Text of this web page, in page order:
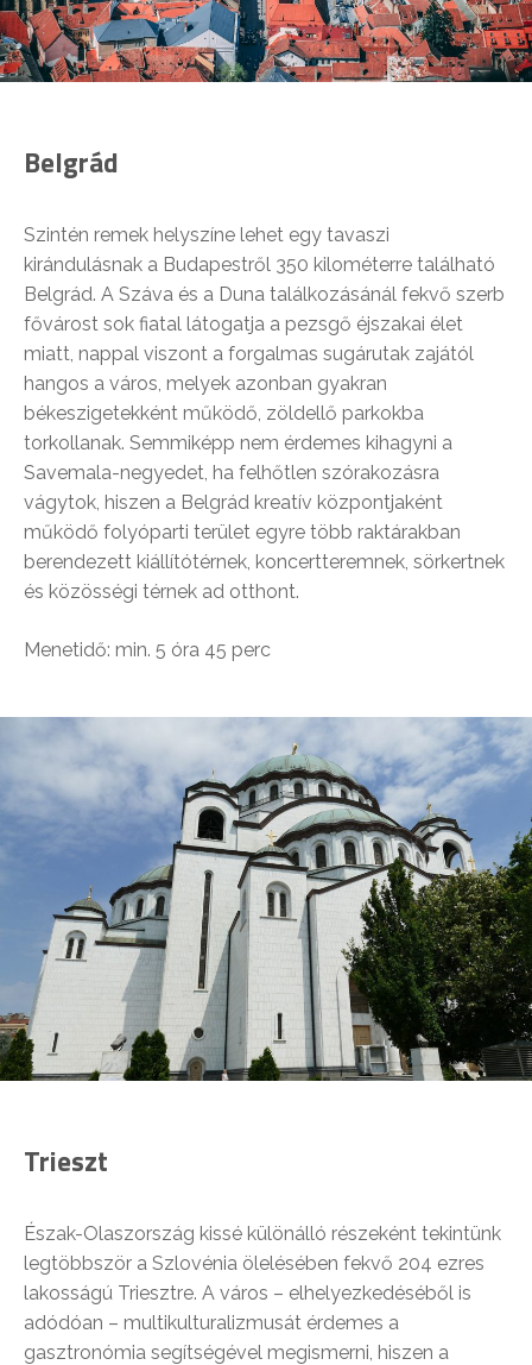
Belgrád
Szintén remek helyszíne lehet egy tavaszi
kirándulásnak a Budapestről 350 kilométerre található
Belgrád. A Száva és a Duna találkozásánál fekvő szerb
fővárost sok fiatal látogatja a pezsgő éjszakai élet
miatt, nappal viszont a forgalmas sugárutak zajától
hangos a város, melyek azonban gyakran
békeszigetekként működő, zöldellő parkokba
torkollanak. Semmiképp nem érdemes kihagyni a
Savemala-negyedet, ha felhőtlen szórakozásra
vágytok, hiszen a Belgrád kreatív központjaként
működő folyóparti terület egyre több raktárakban
berendezett kiállítótérnek, koncertteremnek, sörkertnek
és közösségi térnek ad otthont.
Menetidő: min. 5 óra 45 perc
Trieszt
Észak-Olaszország kissé különálló részeként tekintünk
legtöbbször a Szlovénia ölelésében fekvő 204 ezres
lakosságú Triesztre. A város – elhelyezkedéséből is
adódóan – multikulturalizmusát érdemes a
gasztronómia segítségével megismerni, hiszen a